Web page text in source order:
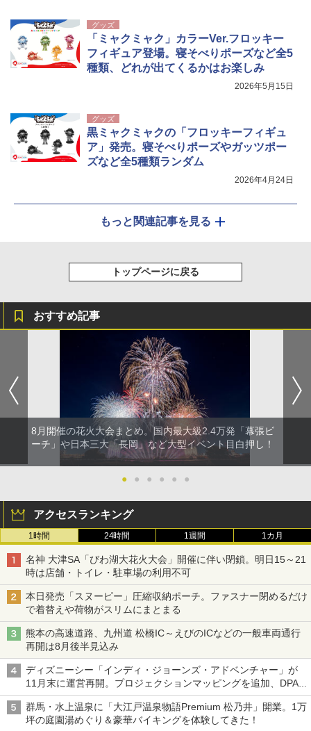
グッズ
「ミャクミャク」カラーVer.フロッキー
フィギュア登場。寝そべりポーズなど全5
種類、どれが出てくるかはお楽しみ
2026年5月15日
グッズ
黒ミャクミャクの「フロッキーフィギュ
ア」発売。寝そべりポーズやガッツポー
ズなど全5種類ランダム
2026年4月24日
もっと関連記事を見る
トップページに戻る
おすすめ記事
8月開催の花火大会まとめ。国内最大級2.4万発「幕張ビ
ーチ」や日本三大「長岡」など大型イベント目白押し！
● ● ● ● ● ●
アクセスランキング
1時間 24時間 1週間 1カ月
名神 大津SA「びわ湖大花火大会」開催に伴い閉鎖。明日15～21
時は店舗・トイレ・駐車場の利用不可
本日発売「スヌーピー」圧縮収納ポーチ。ファスナー閉めるだけ
で着替えや荷物がスリムにまとまる
熊本の高速道路、九州道 松橋IC～えびのICなどの一般車両通行
再開は8月後半見込み
ディズニーシー「インディ・ジョーンズ・アドベンチャー」が
11月末に運営再開。プロジェクションマッピングを追加、DPA
は1500円
群馬・水上温泉に「大江戸温泉物語Premium 松乃井」開業。1万
坪の庭園湯めぐり＆豪華バイキングを体験してきた！